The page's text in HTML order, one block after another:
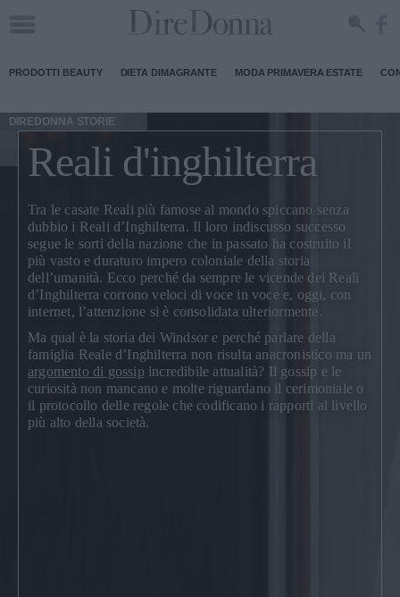
PRODOTTI BEAUTY DIETA DIMAGRANTE MODA PRIMAVERA ESTATE
DIREDONNA STORIE
Reali d'inghilterra
Tra le casate Reali più famose al mondo spiccano senza
dubbio i Reali d’Inghilterra. Il loro indiscusso successo
segue le sorti della nazione che in passato ha costruito il
più vasto e duraturo impero coloniale della storia
dell’umanità. Ecco perché da sempre le vicende dei Reali
d’Inghilterra corrono veloci di voce in voce e, oggi, con
internet, l’attenzione si è consolidata ulteriormente.
Ma qual è la storia dei Windsor e perché parlare della
famiglia Reale d’Inghilterra non risulta anacronistico ma un
argomento di gossip incredibile attualità? Il gossip e le
curiosità non mancano e molte riguardano il cerimoniale o
il protocollo delle regole che codificano i rapporti al livello
più alto della società.